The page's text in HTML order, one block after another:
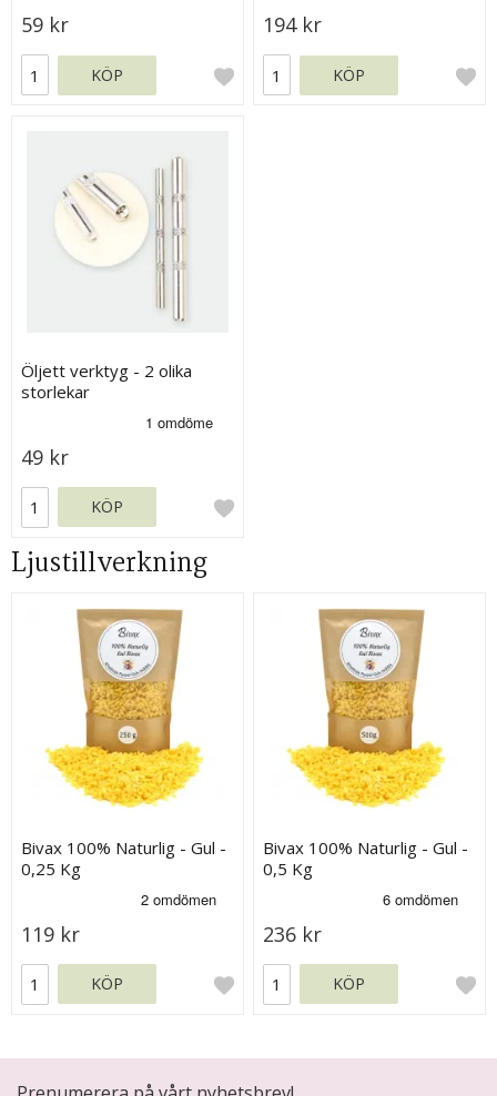
59 kr
KÖP
194 kr
KÖP
Öljett verktyg - 2 olika
storlekar
49 kr
KÖP
Ljustillverkning
Bivax 100% Naturlig - Gul -
0,25 Kg
119 kr
KÖP
Bivax 100% Naturlig - Gul -
0,5 Kg
236 kr
KÖP